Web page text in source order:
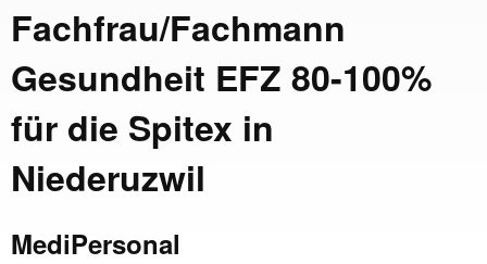
Fachfrau/Fachmann
Gesundheit EFZ 80-100%
für die Spitex in
Niederuzwil
MediPersonal